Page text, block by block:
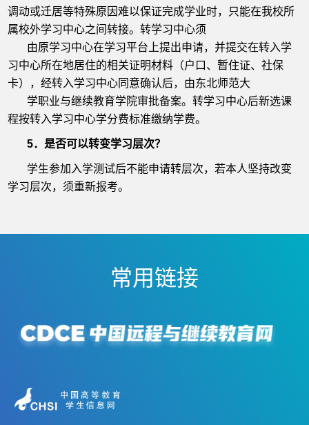
调动或迁居等特殊原因难以保证完成学业时，只能在我校所
属校外学习中心之间转接。转学习中心须
由原学习中心在学习平台上提出申请，并提交在转入学
习中心所在地居住的相关证明材料（户口、暂住证、社保
卡），经转入学习中心同意确认后，由东北师范大
学职业与继续教育学院审批备案。转学习中心后新选课
程按转入学习中心学分费标准缴纳学费。
5．是否可以转变学习层次？
学生参加入学测试后不能申请转层次，若本人坚持改变
学习层次，须重新报考。
常用链接